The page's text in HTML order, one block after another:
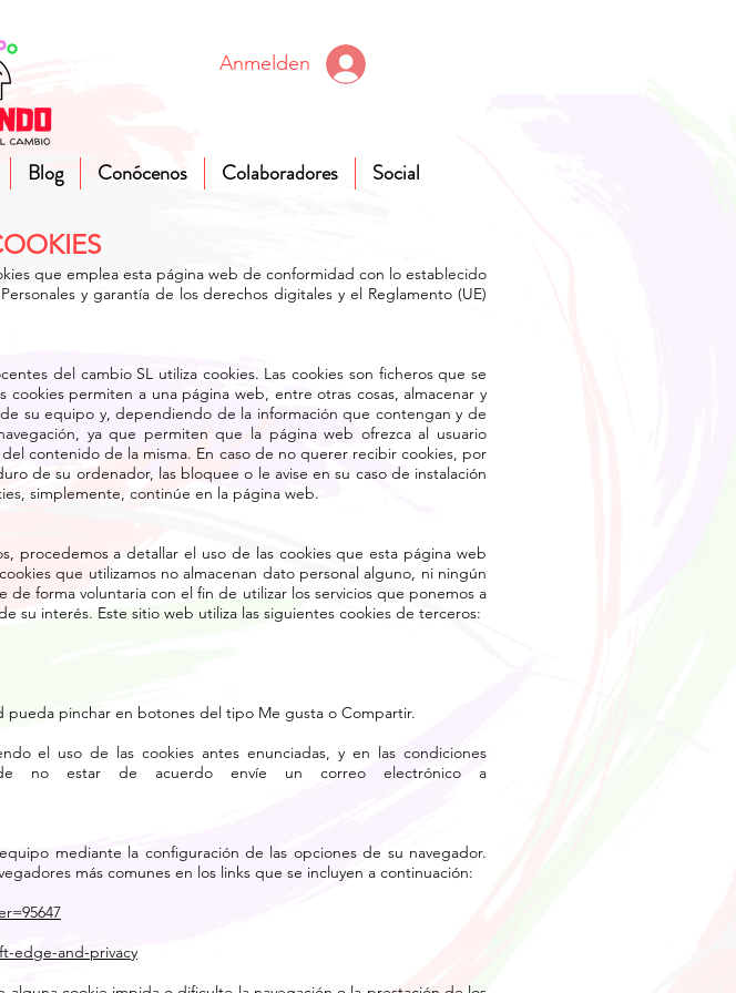
Anmelden
Blog Conócenos Colaboradores Social
que emplea esta página web de conformidad con lo establecido
y garantía de los derechos digitales y el Reglamento (UE)
del cambio SL utiliza cookies. Las cookies son ficheros que se
permiten a una página web, entre otras cosas, almacenar y
su equipo y, dependiendo de la información que contengan y de
ya que permiten que la página web ofrezca al usuario
contenido de la misma. En caso de no querer recibir cookies, por
de su ordenador, las bloquee o le avise en su caso de instalación
simplemente, continúe en la página web.
procedemos a detallar el uso de las cookies que esta página web
que utilizamos no almacenan dato personal alguno, ni ningún
forma voluntaria con el fin de utilizar los servicios que ponemos a
su interés. Este sitio web utiliza las siguientes cookies de terceros:
pueda pinchar en botones del tipo Me gusta o Compartir.
el uso de las cookies antes enunciadas, y en las condiciones
no estar de acuerdo envíe un correo electrónico a
mediante la configuración de las opciones de su navegador.
más comunes en los links que se incluyen a continuación:
edge-and-privacy